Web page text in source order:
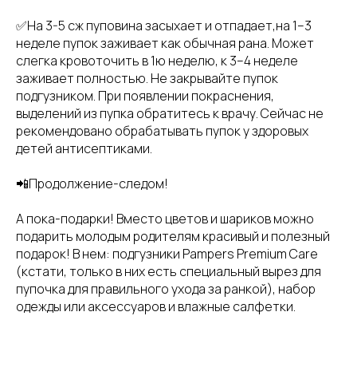
✅На 3-5 сж пуповина засыхает и отпадает,на 1–3
неделе пупок заживает как обычная рана. Может
слегка кровоточить в 1ю неделю, к 3–4 неделе
заживает полностью. Не закрывайте пупок
подгузником. При появлении покраснения,
выделений из пупка обратитесь к врачу. Сейчас не
рекомендовано обрабатывать пупок у здоровых
детей антисептиками.
📲Продолжение-следом!
А пока-подарки! Вместо цветов и шариков можно
подарить молодым родителям красивый и полезный
подарок! В нем: подгузники Pampers Premium Care
(кстати, только в них есть специальный вырез для
пупочка для правильного ухода за ранкой), набор
одежды или аксессуаров и влажные салфетки.